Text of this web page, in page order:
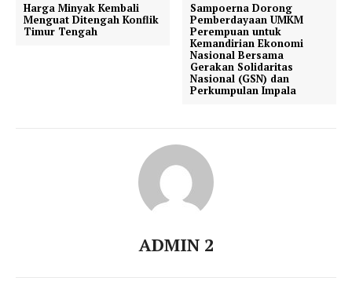
Harga Minyak Kembali
Menguat Ditengah Konflik
Timur Tengah
Sampoerna Dorong
Pemberdayaan UMKM
Perempuan untuk
Kemandirian Ekonomi
Nasional Bersama
Gerakan Solidaritas
Nasional (GSN) dan
Perkumpulan Impala
ADMIN 2